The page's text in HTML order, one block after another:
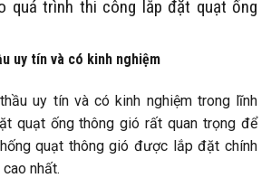
quá trình thi công lắp đặt quạt ống
uy tín và có kinh nghiệm
uy tín và có kinh nghiệm trong lĩnh
quạt ống thông gió rất quan trọng để
quạt thông gió được lắp đặt chính
nhất.